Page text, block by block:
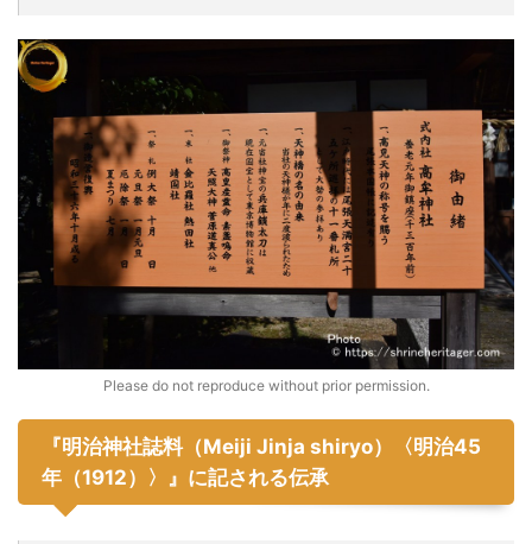
Please do not reproduce without prior permission.
『明治神社誌料（Meiji Jinja shiryo）〈明治45
年（1912）〉』に記される伝承